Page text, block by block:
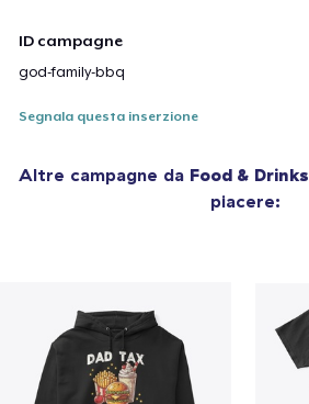
ID campagne
god-family-bbq
Segnala questa inserzione
Altre campagne da Food & Drinks
piacere: